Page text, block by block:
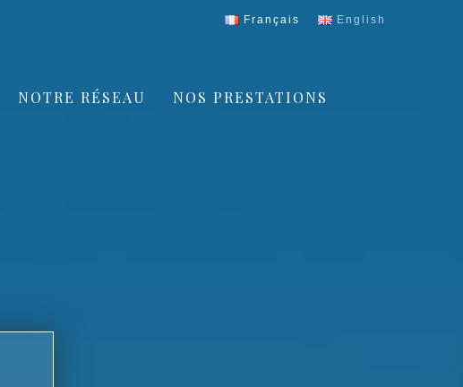
Français English
NOTRE RÉSEAU NOS PRESTATIONS